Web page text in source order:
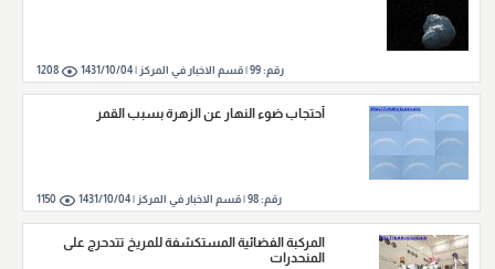
رقم:99
|قسم الاخبار في المركز |1431/10/04
1208
أحتجاب ضوء النهار عن الزهرة بسبب القمر
رقم:98
|قسم الاخبار في المركز |1431/10/04
1150
المركبة الفضائية المستكشفة للمريخ تتدحرج على
المنحدرات